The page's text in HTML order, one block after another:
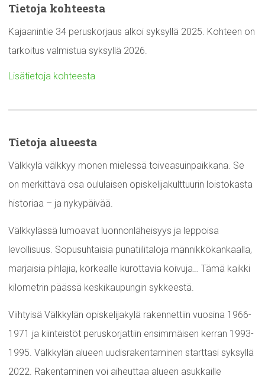
Tietoja kohteesta
Kajaanintie 34 peruskorjaus alkoi syksyllä 2025. Kohteen on
tarkoitus valmistua syksyllä 2026.
Lisätietoja kohteesta
Tietoja alueesta
Välkkylä välkkyy monen mielessä toiveasuinpaikkana. Se
on merkittävä osa oululaisen opiskelijakulttuurin loistokasta
historiaa – ja nykypäivää.
Välkkylässä lumoavat luonnonläheisyys ja leppoisa
levollisuus. Sopusuhtaisia punatiilitaloja männikkökankaalla,
marjaisia pihlajia, korkealle kurottavia koivuja… Tämä kaikki
kilometrin päässä keskikaupungin sykkeestä.
Viihtyisä Välkkylän opiskelijakylä rakennettiin vuosina 1966-
1971 ja kiinteistöt peruskorjattiin ensimmäisen kerran 1993-
1995. Välkkylän alueen uudisrakentaminen starttasi syksyllä
2022. Rakentaminen voi aiheuttaa alueen asukkaille